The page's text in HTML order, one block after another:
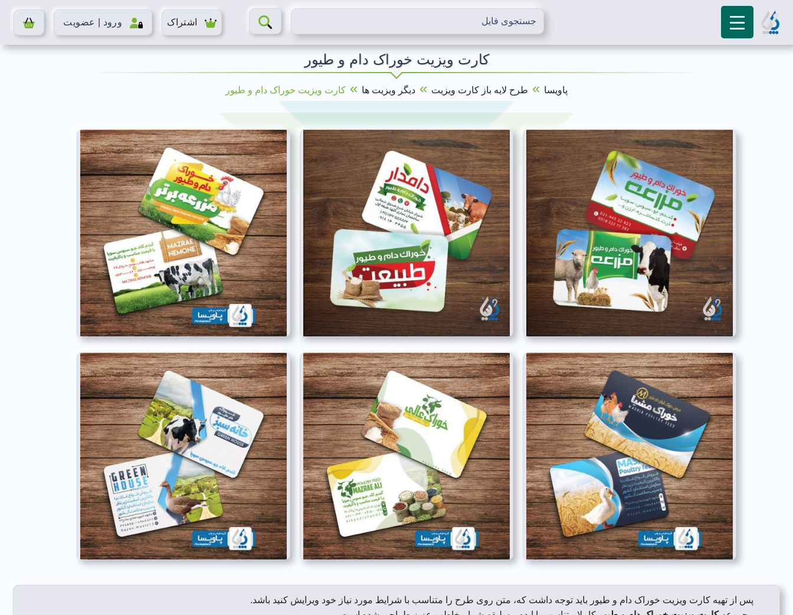
اشتراک ورود | عضویت
کارت ویزیت خوراک دام و طیور
پاویسا » طرح لایه باز کارت ویزیت » دیگر ویزیت ها » کارت ویزیت خوراک دام و طیور
پس از تهیه کارت ویزیت خوراک دام و طیور باید توجه داشت که، متن روی طرح را متناسب با شرایط مورد نیاز خود ویرایش کنید باشد.